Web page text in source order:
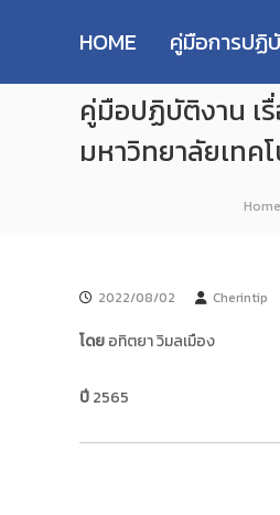
p
M
T
T
R
e
c
h
R
e
p
o
ห
วิ
ท
ย
า
โ
ร
HOME คู่มือการปฏิ
คู่มือปฏิบัติงาน เ
มหาวิทยาลัยเทค
Home
2022/08/02 Cherintip
โดยอทิตยา วิมลเมือง
ปี2565